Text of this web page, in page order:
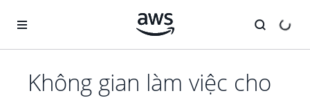
Không gian làm việc cho